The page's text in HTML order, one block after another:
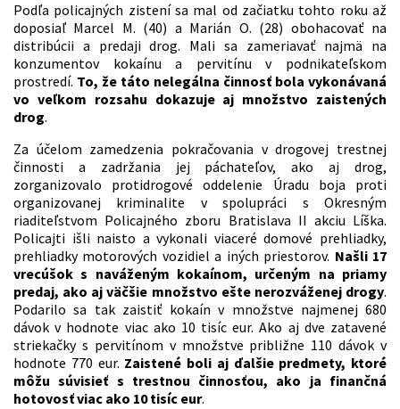
Podľa policajných zistení sa mal od začiatku tohto roku až
doposiaľ Marcel M. (40) a Marián O. (28) obohacovať na
distribúcii a predaji drog. Mali sa zameriavať najmä na
konzumentov kokaínu a pervitínu v podnikateľskom
prostredí. To, že táto nelegálna činnosť bola vykonávaná
vo veľkom rozsahu dokazuje aj množstvo zaistených
drog.
Za účelom zamedzenia pokračovania v drogovej trestnej
činnosti a zadržania jej páchateľov, ako aj drog,
zorganizovalo protidrogové oddelenie Úradu boja proti
organizovanej kriminalite v spolupráci s Okresným
riaditeľstvom Policajného zboru Bratislava II akciu Líška.
Policajti išli naisto a vykonali viaceré domové prehliadky,
prehliadky motorových vozidiel a iných priestorov. Našli 17
vrecúšok s naváženým kokaínom, určeným na priamy
predaj, ako aj väčšie množstvo ešte nerozváženej drogy.
Podarilo sa tak zaistiť kokaín v množstve najmenej 680
dávok v hodnote viac ako 10 tisíc eur. Ako aj dve zatavené
striekačky s pervitínom v množstve približne 110 dávok v
hodnote 770 eur. Zaistené boli aj ďalšie predmety, ktoré
môžu súvisieť s trestnou činnosťou, ako ja finančná
hotovosť viac ako 10 tisíc eur.